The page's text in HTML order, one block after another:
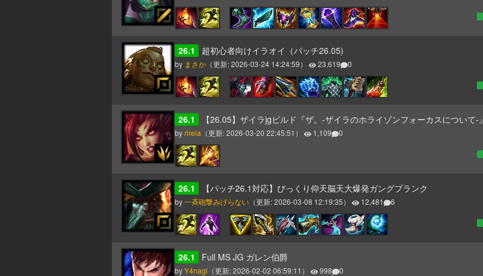
26.1 超初心者向けイラオイ（パッチ26.05)
by まさか （更新:2026-03-24 14:24:59） 23,619 0
26.1 【26.05】ザイラjgビルド『ザ。-ザイラのホライゾンフォーカスについて-』
byrireia （更新:2026-03-20 22:45:51 ） 1,109 0
26.1 【パッチ26.1対応】びっくり仰天脳天大爆発ガングプランク
by一斉砲撃みげらない （更新:2026-03-08 12:19:35） 12,481 6
26.1 Full MS JG ガレン伯爵
byY4nagi （更新:2026-02-02 06:59:11 ） 998 0